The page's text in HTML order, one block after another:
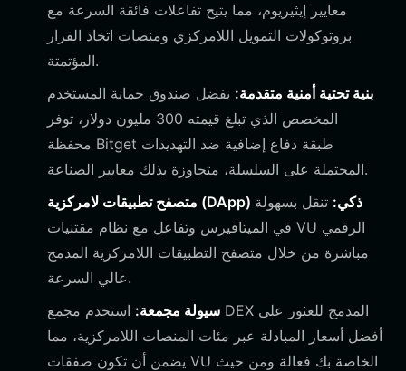
معايير إيثيريوم، مما يتيح تفاعلات فائقة السرعة مع
بروتوكولات التمويل اللامركزي ومنصات اتخاذ القرار
المؤتمتة.
بنية تحتية أمنية متقدمة: بفضل صندوق حماية المستخدم
المخصص الذي تبلغ قيمته 300 مليون دولار، توفر
محفظة Bitget طبقة دفاع إضافية ضد التهديدات
المحتملة على السلسلة، متجاوزة بذلك معايير الصناعة.
متصفح تطبيقات لامركزية (DApp) ذكي: تنقل بسهولة
في الميتافيرس وتفاعل مع نظام مقتنيات VU الرقمي
مباشرة من خلال متصفح التطبيقات اللامركزية المدمج
عالي السرعة.
سيولة مجمعة: استخدم مجمع DEX المدمج للعثور على
أفضل أسعار المبادلة عبر مئات المنصات اللامركزية، مما
يضمن أن تكون صفقات VU الخاصة بك فعالة ومن حيث